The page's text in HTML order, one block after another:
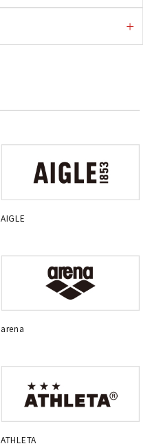
AIGLE
arena
ATHLETA